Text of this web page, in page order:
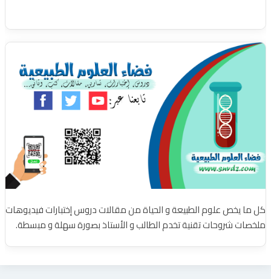
كل ما يخص علوم الطبيعة و الحياة من مقالات دروس إختبارات فيديوهات
ملخصات شروحات تقنية تخدم الطالب و الأستاذ بصورة سهلة و مبسطة.